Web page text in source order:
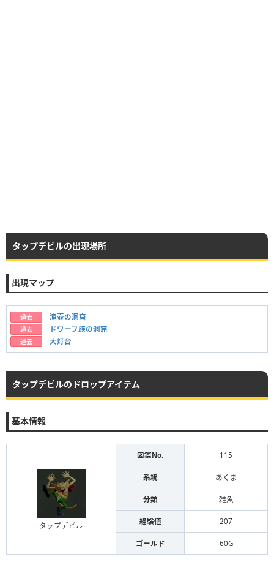
タップデビルの出現場所
出現マップ
過去 滝壺の洞窟
過去 ドワーフ族の洞窟
過去 大灯台
タップデビルのドロップアイテム
基本情報
タップデビル
図鑑No. 115
系統 あくま
分類 雑魚
経験値 207
ゴールド 60G